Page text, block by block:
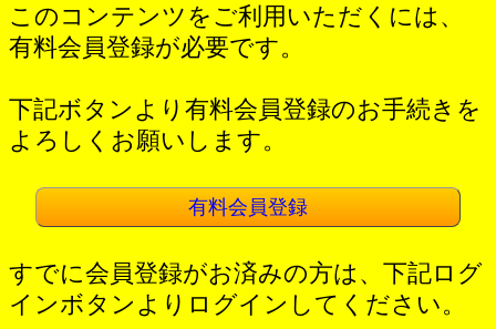
このコンテンツをご利用いただくには、
有料会員登録が必要です。
下記ボタンより有料会員登録のお手続きを
よろしくお願いします。
有料会員登録
すでに会員登録がお済みの方は、下記ログ
インボタンよりログインしてください。